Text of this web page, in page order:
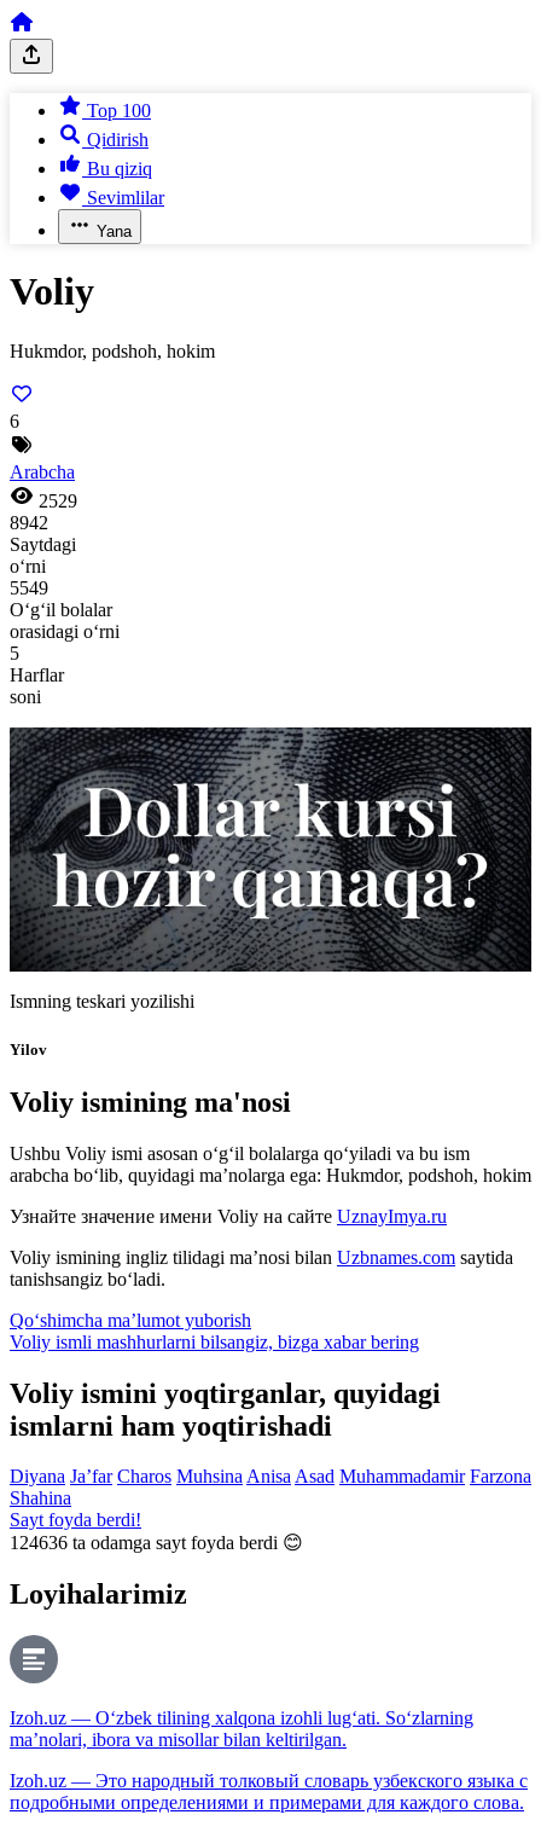
Top 100
Qidirish
Bu qiziq
Sevimlilar
Yana
Voliy
Hukmdor, podshoh, hokim
6
Arabcha
2529
8942
Saytdagi
o‘rni
5549
O‘g‘il bolalar
orasidagi o‘rni
5
Harflar
soni
Ismning teskari yozilishi
Yilov
Voliy ismining ma'nosi
Ushbu Voliy ismi asosan o‘g‘il bolalarga qo‘yiladi va bu ism
arabcha bo‘lib, quyidagi ma’nolarga ega: Hukmdor, podshoh, hokim
Узнайте значение имени Voliy на сайте UznayImya.ru
Voliy ismining ingliz tilidagi ma’nosi bilan Uzbnames.com saytida
tanishsangiz bo‘ladi.
Qo‘shimcha ma’lumot yuborish
Voliy ismli mashhurlarni bilsangiz, bizga xabar bering
Voliy ismini yoqtirganlar, quyidagi
ismlarni ham yoqtirishadi
Diyana Ja’far Charos MuhsinaAnisaAsad Muhammadamir Farzona
Shahina
Sayt foyda berdi!
124636 ta odamga sayt foyda berdi 😊
Loyihalarimiz
Izoh.uz — O‘zbek tilining xalqona izohli lug‘ati. So‘zlarning
ma’nolari, ibora va misollar bilan keltirilgan.
Izoh.uz — Это народный толковый словарь узбекского языка с
подробными определениями и примерами для каждого слова.